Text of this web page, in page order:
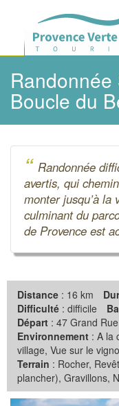
Boucle du
“ Randonnée
avertis, qui
monter jusqu’à la
culminant du
de Provence est
Distance : 16 km
Difficulté : difficile
Départ : 47 Grand
Environnement : A la
village, Vue sur le
Terrain : Rocher,
plancher), Gravillons,